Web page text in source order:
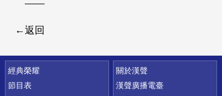
返回
快速連結
經典榮耀
節目表
關於漢聲
漢聲廣播電臺